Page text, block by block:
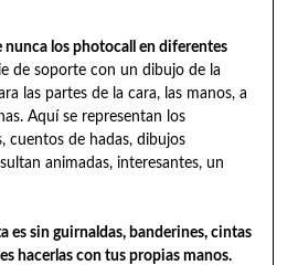
nunca los photocall en diferentes
de soporte con un dibujo de la
las partes de la cara, las manos, a
Aquí se representan los
cuentos de hadas, dibujos
animadas, interesantes, un
es sin guirnaldas, banderines, cintas
hacerlas con tus propias manos.